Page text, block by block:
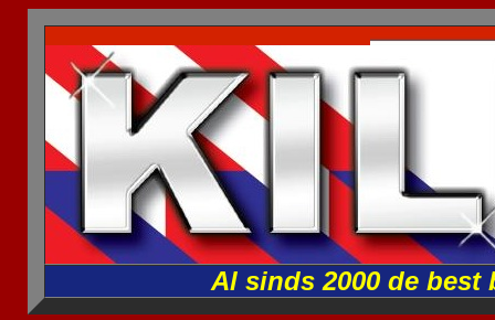
Al sinds 2000 de best